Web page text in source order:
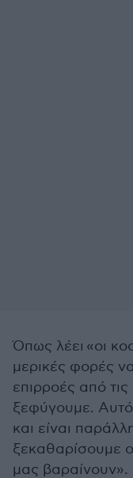
Όπως λέει «οι
μερικές φορές
επιρροές από
ξεφύγουμε. Αυτό
και είναι
ξεκαθαρίσουμε
μας βαραίνουν».